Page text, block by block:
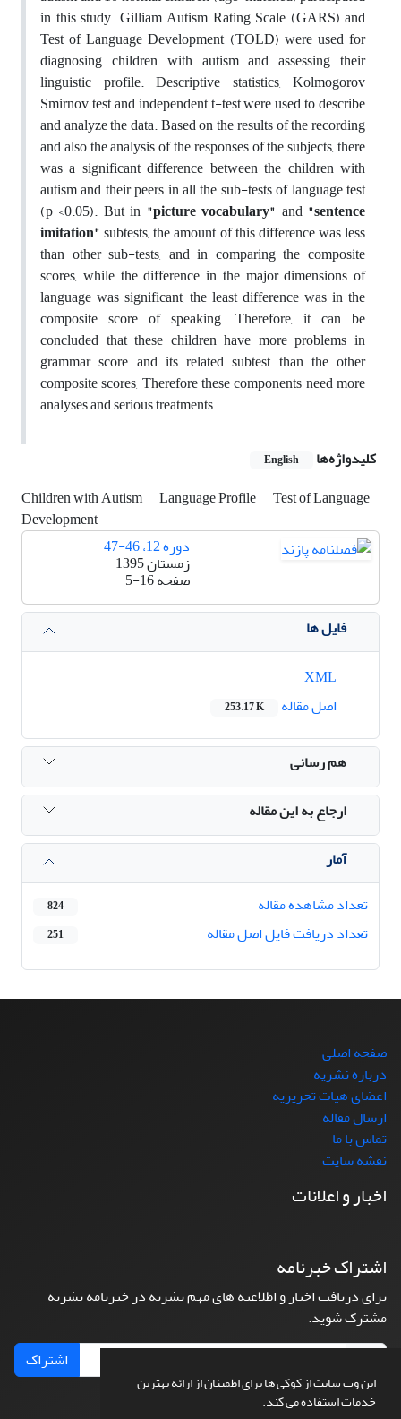
این وب سایت از کوکی ها برای اطمینان از ارائه بهترین
خدمات استفاده می کند.
in this study. Gilliam Autism Rating Scale (GARS) and
Test of Language Development (TOLD) were used for
diagnosing children with autism and assessing their
linguistic profile. Descriptive statistics, Kolmogorov
Smirnov test and independent t-test were used to describe
and analyze the data. Based on the results of the recording
and also the analysis of the responses of the subjects, there
was a significant difference between the children with
autism and their peers in all the sub-tests of language test
(p <0.05). But in "picture vocabulary" and "sentence
imitation"subtests, the amount of this difference was less
than other sub-tests, and in comparing the composite
scores, while the difference in the major dimensions of
language was significant, the least difference was in the
composite score of speaking. Therefore, it can be
concluded that these children have more problems in
grammar score and its related subtest than the other
composite scores, Therefore these components need more
analyses and serious treatments.
کلیدواژه‌ها
English
Children with Autism Language Profile
Test of Language
Development
دوره 12، 46-47
زمستان 1395
صفحه5-16
فایل ها
اصل مقاله
253.17 K
هم رسانی
ارجاع به این مقاله
آمار
تعداد مشاهده مقاله
824
تعداد دریافت فایل اصل مقاله 251
صفحه اصلی
درباره نشریه
اعضای هیات تحریریه
ارسال مقاله
تماس با ما
نقشه سایت
اخبار و اعلانات
اشتراک خبرنامه
برای دریافت اخبار و اطلاعیه های مهم نشریه در خبرنامه نشریه
مشترک شوید.
اشتراک